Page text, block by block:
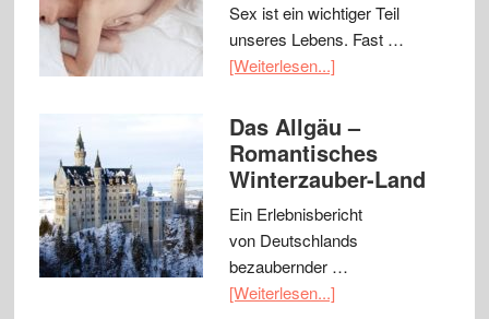
Sex ist ein wichtiger Teil
unseres Lebens. Fast …
[Weiterlesen...]
Das Allgäu –
Romantisches
Winterzauber-Land
Ein Erlebnisbericht
von Deutschlands
bezaubernder …
[Weiterlesen...]